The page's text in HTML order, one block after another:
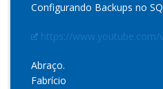
Configurando Backups no
https://www.youtube.com/
Abraço.
Fabrício